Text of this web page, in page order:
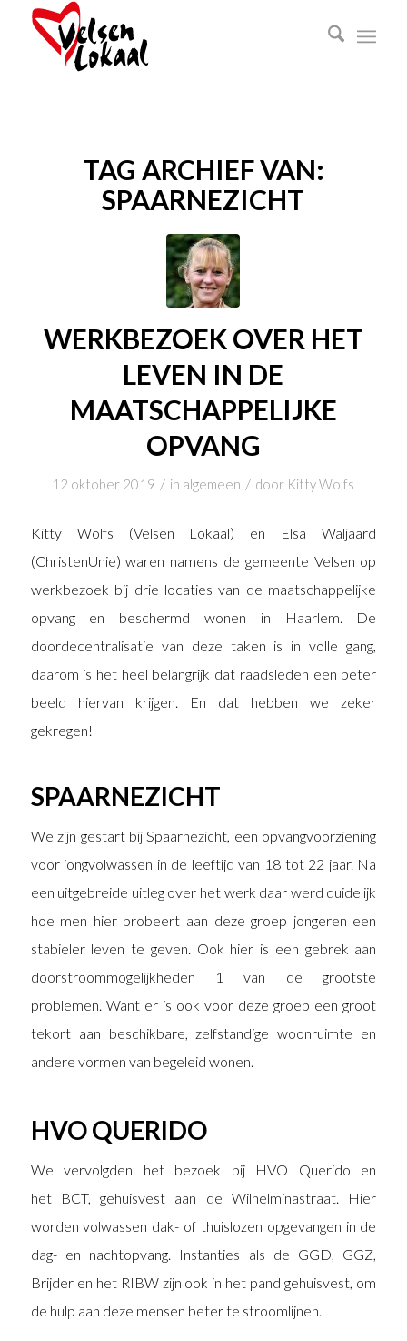
TAG ARCHIEF VAN:
SPAARNEZICHT
WERKBEZOEK OVER HET
LEVEN IN DE
MAATSCHAPPELIJKE
OPVANG
12 oktober 2019 / in algemeen / door Kitty Wolfs
Kitty Wolfs (Velsen Lokaal) en Elsa Waljaard
(ChristenUnie) waren namens de gemeente Velsen op
werkbezoek bij drie locaties van de maatschappelijke
opvang en beschermd wonen in Haarlem. De
doordecentralisatie van deze taken is in volle gang,
daarom is het heel belangrijk dat raadsleden een beter
beeld hiervan krijgen. En dat hebben we zeker
gekregen!
SPAARNEZICHT
We zijn gestart bij Spaarnezicht, een opvangvoorziening
voor jongvolwassen in de leeftijd van 18 tot 22 jaar. Na
een uitgebreide uitleg over het werk daar werd duidelijk
hoe men hier probeert aan deze groep jongeren een
stabieler leven te geven. Ook hier is een gebrek aan
doorstroommogelijkheden 1 van de grootste
problemen. Want er is ook voor deze groep een groot
tekort aan beschikbare, zelfstandige woonruimte en
andere vormen van begeleid wonen.
HVO QUERIDO
We vervolgden het bezoek bij HVO Querido en
het BCT, gehuisvest aan de Wilhelminastraat. Hier
worden volwassen dak- of thuislozen opgevangen in de
dag- en nachtopvang. Instanties als de GGD, GGZ,
Brijder en het RIBW zijn ook in het pand gehuisvest, om
de hulp aan deze mensen beter te stroomlijnen.